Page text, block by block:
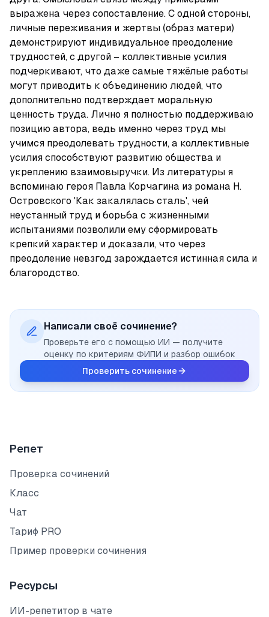
выражена через сопоставление. С одной стороны,
личные переживания и жертвы (образ матери)
демонстрируют индивидуальное преодоление
трудностей, с другой – коллективные усилия
подчеркивают, что даже самые тяжёлые работы
могут приводить к объединению людей, что
дополнительно подтверждает моральную
ценность труда. Лично я полностью поддерживаю
позицию автора, ведь именно через труд мы
учимся преодолевать трудности, а коллективные
усилия способствуют развитию общества и
укреплению взаимовыручки. Из литературы я
вспоминаю героя Павла Корчагина из романа Н.
Островского 'Как закалялась сталь', чей
неустанный труд и борьба с жизненными
испытаниями позволили ему сформировать
крепкий характер и доказали, что через
преодоление невзгод зарождается истинная сила и
благородство.
Написали своё сочинение?
Проверьте его с помощью ИИ — получите
оценку по критериям ФИПИ и разбор ошибок
Проверить сочинение
Репет
Проверка сочинений
Класс
Чат
Тариф PRO
Пример проверки сочинения
Ресурсы
ИИ-репетитор в чате